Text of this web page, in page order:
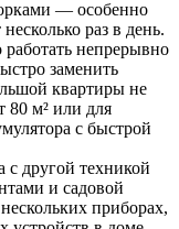
— особенно
раз в день.
непрерывно
заменить
квартиры не
80 м² или для
с быстрой
с другой техникой
и садовой
приборах,